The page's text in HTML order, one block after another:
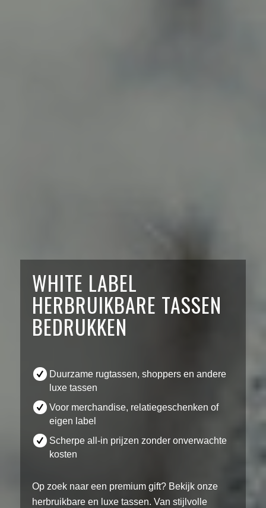
WHITE LABEL
HERBRUIKBARE TASSEN
BEDRUKKEN
Duurzame rugtassen, shoppers en andere
luxe tassen
Voor merchandise, relatiegeschenken of
eigen label
Scherpe all-in prijzen zonder onverwachte
kosten
Op zoek naar een premium gift? Bekijk onze
herbruikbare en luxe tassen. Van stijlvolle